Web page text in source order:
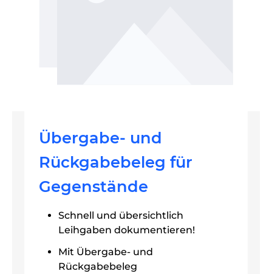
Übergabe- und
Rückgabebeleg für
Gegenstände
Schnell und übersichtlich
Leihgaben dokumentieren!
Mit Übergabe- und
Rückgabebeleg